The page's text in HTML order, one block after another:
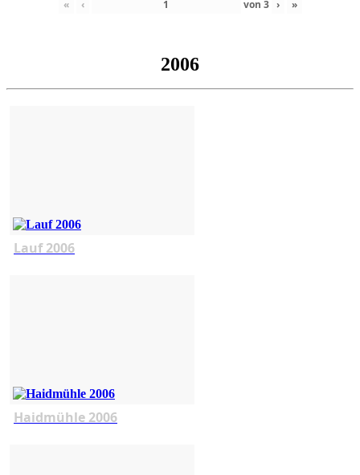
« ‹ von 3 › »
2006
Lauf 2006
Haidmühle 2006